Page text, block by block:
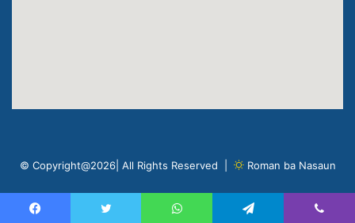
© Copyright@2026| All Rights Reserved | Roman ba Nasaun